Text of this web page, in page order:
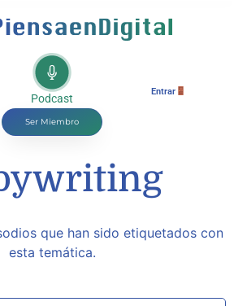
Podcast
Ser Miembro
Entrar
que han sido etiquetados con
esta temática.